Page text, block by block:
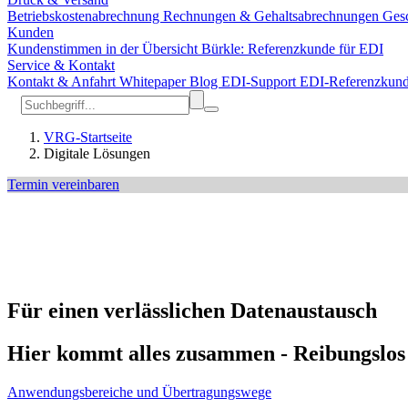
Betriebskostenabrechnung Rechnungen & Gehaltsabrechnungen
Kunden
Kundenstimmen in der Übersicht Bürkle: Referenzkunde für EDI
Service & Kontakt
Kontakt & Anfahrt WhitepaperBlog EDI-Support EDI-
VRG-Startseite
Digitale Lösungen
Termin vereinbaren
Für einen verlässlichen Datenaustausch
Hier kommt alles zusammen - Reibungslos
Anwendungsbereiche und Übertragungswege